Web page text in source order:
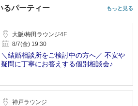
るパーティー もっと見る
大阪/梅田ラウンジ4F
8/7(金) 19:30
＼結婚相談所をご検討中の方へ／ 不安や
疑問に丁寧にお答えする個別相談会♪
神戸ラウンジ